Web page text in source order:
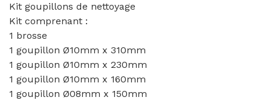
Kit goupillons de nettoyage
Kit comprenant :
1 brosse
1 goupillon Ø10mm x 310mm
1 goupillon Ø10mm x 230mm
1 goupillon Ø10mm x 160mm
1 goupillon Ø08mm x 150mm